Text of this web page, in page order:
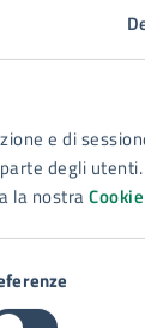
e di
degli
la nostra
le
di stelle per